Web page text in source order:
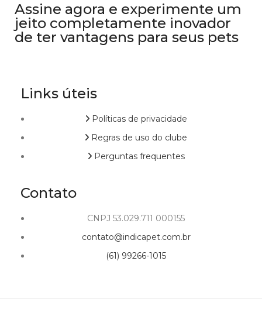
Assine agora e experimente um
jeito completamente inovador
de ter vantagens para seus pets
Links úteis
Políticas de privacidade
Regras de uso do clube
Perguntas frequentes
Contato
CNPJ 53.029.711 000155
contato@indicapet.com.br
(61) 99266-1015